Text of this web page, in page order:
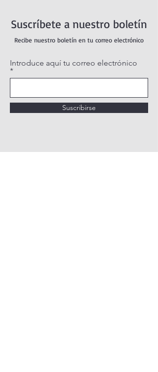
Suscríbete a nuestro boletín
Recibe nuestro boletín en tu correo electrónico
Introduce aquí tu correo electrónico
Suscribirse